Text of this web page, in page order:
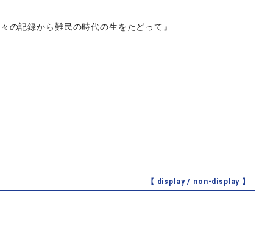
の記録から難民の時代の生をたどって』
【 display / non-display 】